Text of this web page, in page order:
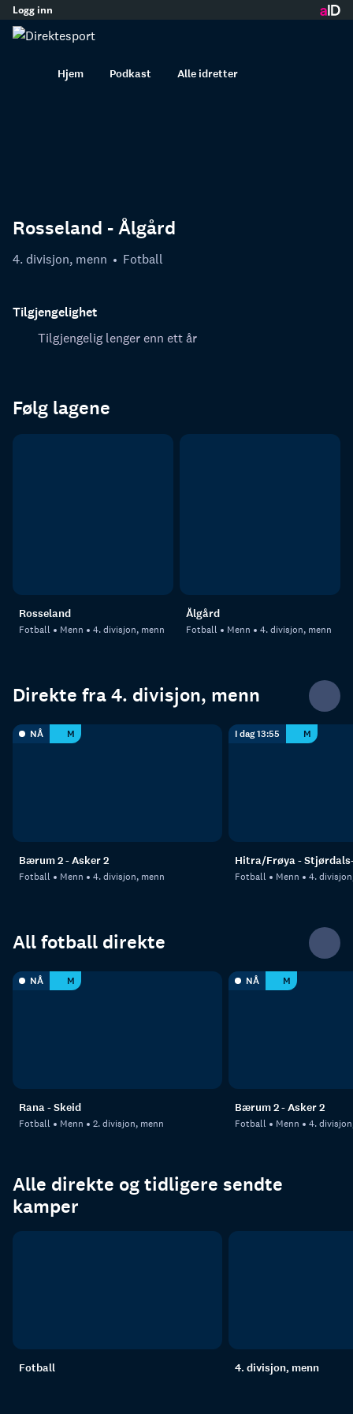
innhold
Logg inn
Hjem Podkast Alle idretter
Rosseland - Ålgård
4. divisjon, menn Fotball
Tilgjengelighet
Tilgjengelig lenger enn ett år
Følg lagene
Rosseland
Fotball Menn 4. divisjon, menn
Ålgård
Fotball Menn 4. divisjon, menn
Direkte fra 4. divisjon, menn
NÅ M
Bærum 2 - Asker 2
Fotball Menn 4. divisjon, menn
I dag 13:55 M
Hitra/Frøya -
Fotball Menn 4.
All fotball direkte
NÅ M
Rana - Skeid
Fotball Menn 2. divisjon, menn
NÅ M
Bærum 2 - Asker 2
Fotball Menn 4.
Alle direkte og tidligere sendte
kamper
Fotball 4. divisjon, menn